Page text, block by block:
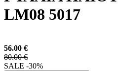
LM08 5017
56.00 €
80.00 €
SALE -30%